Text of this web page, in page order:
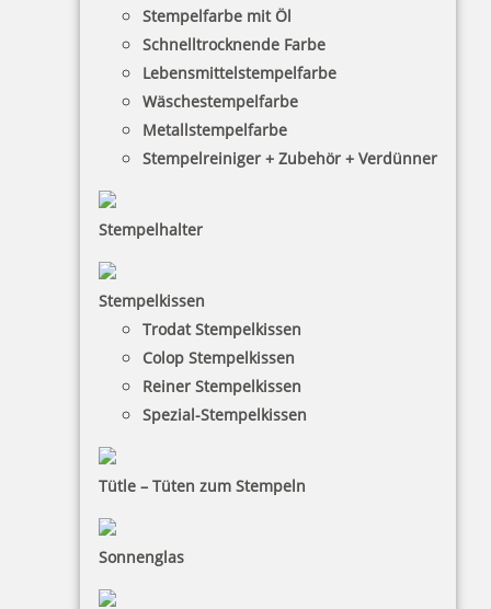
Stempelfarbe mit Öl
Schnelltrocknende Farbe
Lebensmittelstempelfarbe
Wäschestempelfarbe
Metallstempelfarbe
Stempelreiniger + Zubehör + Verdünner
Stempelhalter
Stempelkissen
Trodat Stempelkissen
Colop Stempelkissen
Reiner Stempelkissen
Spezial-Stempelkissen
Tütle – Tüten zum Stempeln
Sonnenglas
trodat edy T-Rex Dinosaurier Stempel
10,28 €